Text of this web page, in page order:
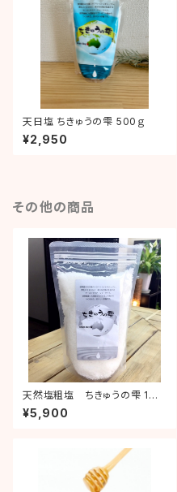
天日塩 ちきゅうの雫 500ｇ
¥2,950
その他の商品
天然塩粗塩 ちきゅうの雫 1
㎏
¥5,900